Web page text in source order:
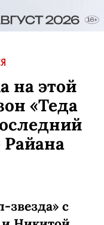
на этой
«Теда
звезда» с